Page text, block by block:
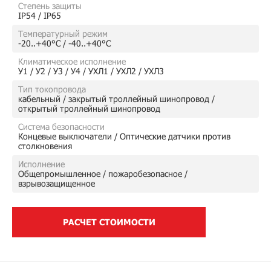
Степень защиты
IP54 / IP65
Температурный режим
-20..+40°C / -40..+40°C
Климатическое исполнение
У1 / У2 / У3 / У4 / УХЛ1 / УХЛ2 / УХЛ3
Тип токопровода
кабельный / закрытый троллейный шинопровод /
открытый троллейный шинопровод
Система безопасности
Концевые выключатели / Оптические датчики против
столкновения
Исполнение
Общепромышленное / пожаробезопасное /
взрывозащищенное
РАСЧЕТ СТОИМОСТИ